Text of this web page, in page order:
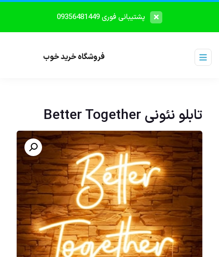
پشتیبانی فوری 09356481449
فروشگاه خرید خوب
تابلو نئونی Better Together